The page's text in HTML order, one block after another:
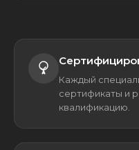
Каждый
сертификаты и
квалификацию.